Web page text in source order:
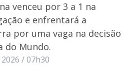
venceu por 3 a 1 na
e enfrentará a
por uma vaga na decisão
do Mundo.
2026 / 07h30